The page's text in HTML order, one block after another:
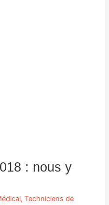
: nous y
, Techniciens de